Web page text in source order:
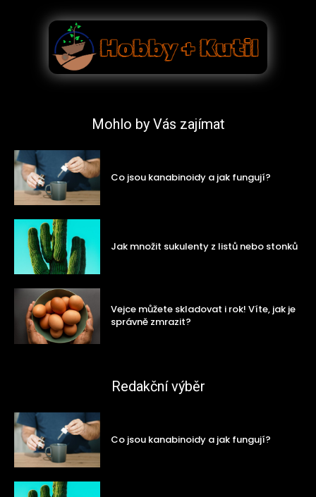
Mohlo by Vás zajímat
Co jsou kanabinoidy a jak fungují?
Jak množit sukulenty z listů nebo stonků
Vejce můžete skladovat i rok! Víte, jak je
správně zmrazit?
Redakční výběr
Co jsou kanabinoidy a jak fungují?